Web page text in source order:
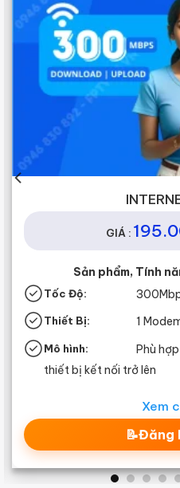
GIÁ :
Sản phẩm, Tính
Tốc Độ:
Thiết Bị: 1
Mô hình:
Phù
thiết bị kết nối trở lên
Xem
📝Đăng